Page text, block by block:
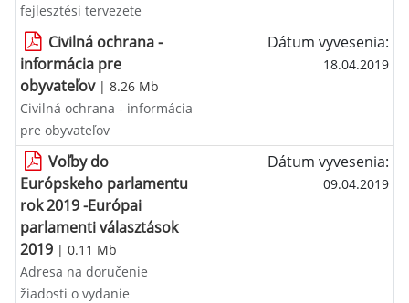
fejlesztési tervezete
Civilná ochrana -
informácia pre
obyvateľov| 8.26 Mb
Dátum vyvesenia:
18.04.2019
Civilná ochrana - informácia
pre obyvateľov
Voľby do
Európskeho parlamentu
rok 2019 -Európai
parlamenti választások
2019 | 0.11 Mb
Dátum vyvesenia:
09.04.2019
Adresa na doručenie
žiadosti o vydanie